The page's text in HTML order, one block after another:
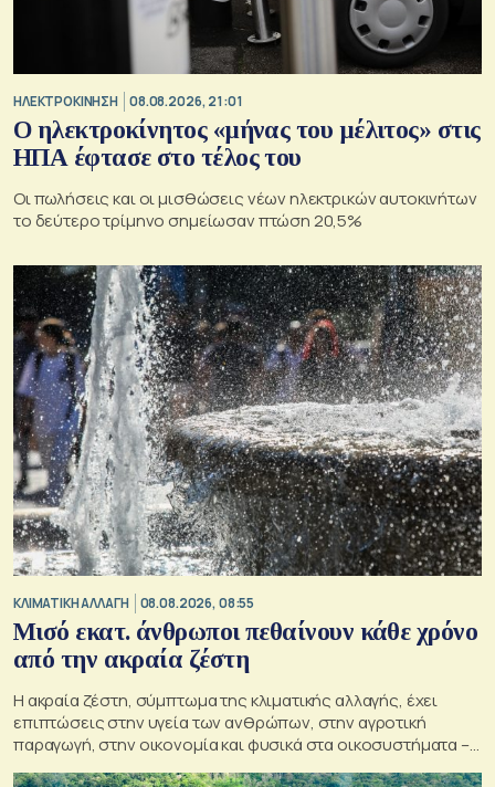
ΗΛΕΚΤΡΟΚΙΝΗΣΗ 08.08.2026, 21:01
Ο ηλεκτροκίνητος «μήνας του μέλιτος» στις
ΗΠΑ έφτασε στο τέλος του
Οι πωλήσεις και οι μισθώσεις νέων ηλεκτρικών αυτοκινήτων
το δεύτερο τρίμηνο σημείωσαν πτώση 20,5%
ΚΛΙΜΑΤΙΚΗ ΑΛΛΑΓΗ 08.08.2026, 08:55
Μισό εκατ. άνθρωποι πεθαίνουν κάθε χρόνο
από την ακραία ζέστη
Η ακραία ζέστη, σύμπτωμα της κλιματικής αλλαγής, έχει
επιπτώσεις στην υγεία των ανθρώπων, στην αγροτική
παραγωγή, στην οικονομία και φυσικά στα οικοσυστήματα –